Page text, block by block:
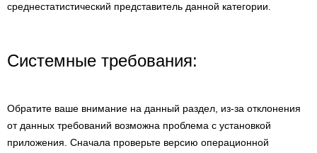
среднестатистический представитель данной категории.
Системные требования:
Обратите ваше внимание на данный раздел, из-за отклонения
от данных требований возможна проблема с установкой
приложения. Сначала проверьте версию операционной